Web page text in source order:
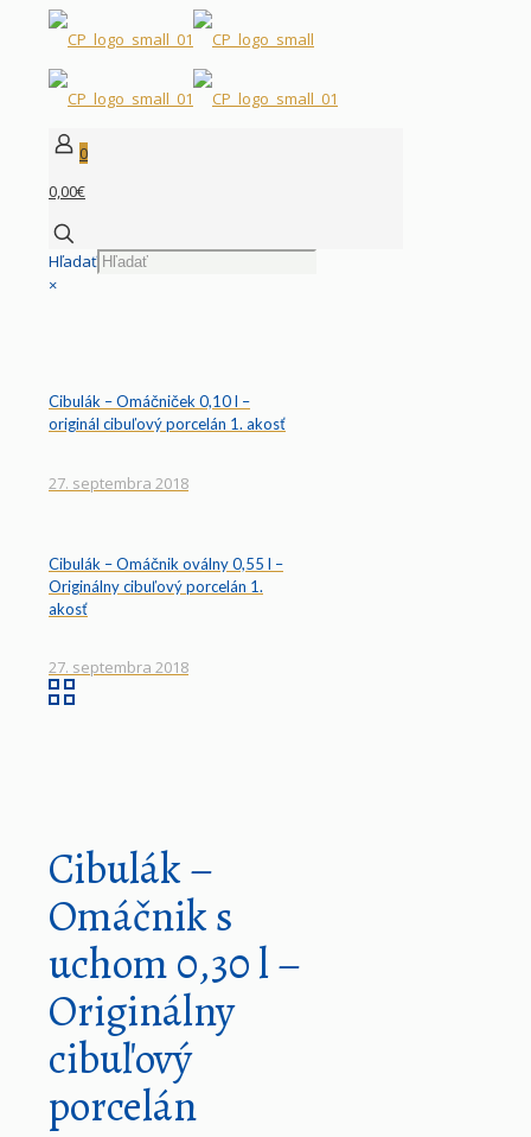
0
0,00€
Hľadať
×
Cibulák – Omáčniček 0,10 l –
originál cibuľový porcelán 1. akosť
27. septembra 2018
Cibulák – Omáčnik oválny 0,55 l –
Originálny cibuľový porcelán 1.
akosť
27. septembra 2018
Cibulák –
Omáčnik s
uchom 0,30 l –
Originálny
cibuľový
porcelán